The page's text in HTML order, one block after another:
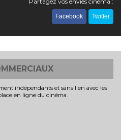
Facebook Twitter
indépendants et sans lien avec les
en ligne du cinéma.